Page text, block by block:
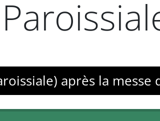
après la messe